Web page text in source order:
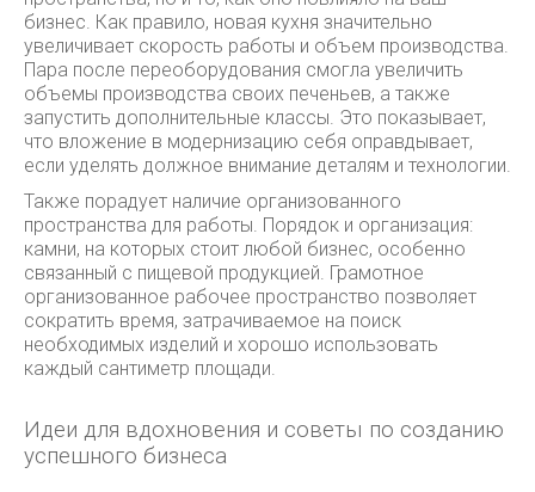
бизнес. Как правило, новая кухня значительно
увеличивает скорость работы и объем производства.
Пара после переоборудования смогла увеличить
объемы производства своих печеньев, а также
запустить дополнительные классы. Это показывает,
что вложение в модернизацию себя оправдывает,
если уделять должное внимание деталям и технологии.
Также порадует наличие организованного
пространства для работы. Порядок и организация:
камни, на которых стоит любой бизнес, особенно
связанный с пищевой продукцией. Грамотное
организованное рабочее пространство позволяет
сократить время, затрачиваемое на поиск
необходимых изделий и хорошо использовать
каждый сантиметр площади.
Идеи для вдохновения и советы по созданию
успешного бизнеса